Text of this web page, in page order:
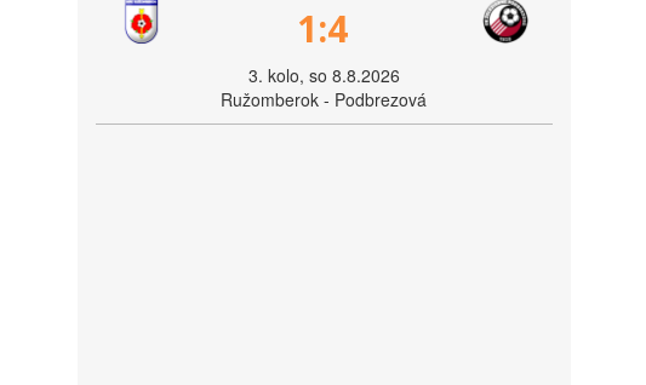
1:4
3. kolo, so 8.8.2026
Ružomberok - Podbrezová